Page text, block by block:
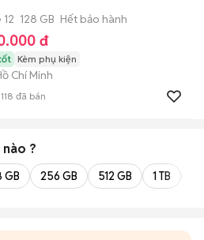
128 GB Hết bảo hành
đ
Kèm phụ kiện
Chí Minh
118 đã bán
nào ?
GB 256 GB 512 GB 1 TB